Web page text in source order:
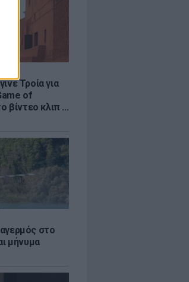
Τροία για
of
βίντεο κλιπ ...
στο
μήνυμα